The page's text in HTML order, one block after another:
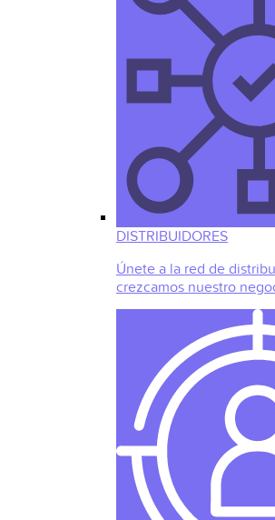
DISTRIBUIDORES
Únete a la red de
crezcamos nuestro